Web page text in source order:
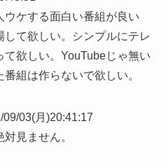
ウケする面白い番組が良い
して欲しい。シンプルにテレ
て欲しい。YouTubeじゃ無い
組は作らないで欲しい。
09/03(月)20:41:17
見ません。